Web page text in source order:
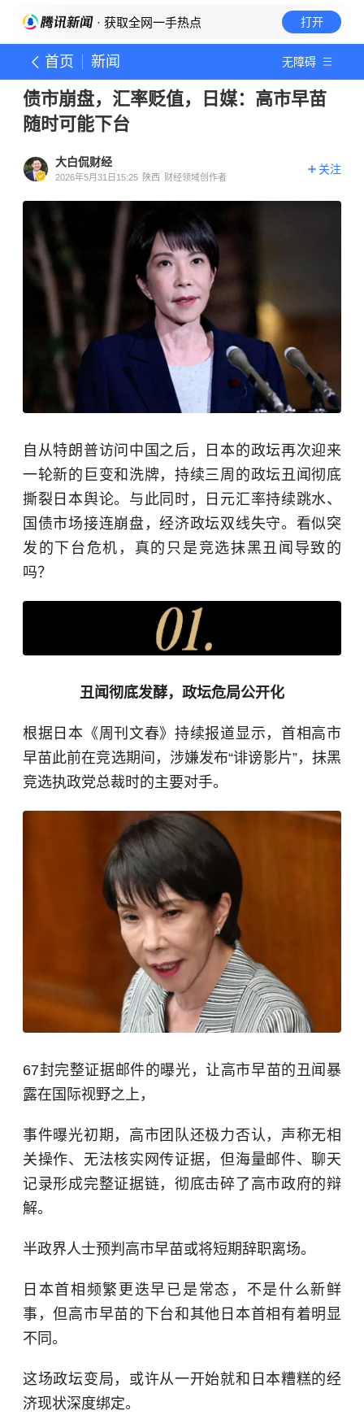
· 获取全网一手热点 打开
首页 新闻 无障碍
债市崩盘，汇率贬值，日媒：高市早苗
随时可能下台
大白侃财经
2026年5月31日15:25 陕西 财经领域创作者
关注
自从特朗普访问中国之后，日本的政坛再次迎来
一轮新的巨变和洗牌，持续三周的政坛丑闻彻底
撕裂日本舆论。与此同时，日元汇率持续跳水、
国债市场接连崩盘，经济政坛双线失守。看似突
发的下台危机，真的只是竞选抹黑丑闻导致的
吗？
丑闻彻底发酵，政坛危局公开化
根据日本《周刊文春》持续报道显示，首相高市
早苗此前在竞选期间，涉嫌发布“诽谤影片”，抹黑
竞选执政党总裁时的主要对手。
67封完整证据邮件的曝光，让高市早苗的丑闻暴
露在国际视野之上，
事件曝光初期，高市团队还极力否认，声称无相
关操作、无法核实网传证据，但海量邮件、聊天
记录形成完整证据链，彻底击碎了高市政府的辩
解。
半政界人士预判高市早苗或将短期辞职离场。
日本首相频繁更迭早已是常态，不是什么新鲜
事，但高市早苗的下台和其他日本首相有着明显
不同。
这场政坛变局，或许从一开始就和日本糟糕的经
济现状深度绑定。